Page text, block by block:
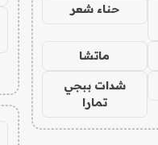
حناء شعر
ماتشا
شدات ببجي
تمارا